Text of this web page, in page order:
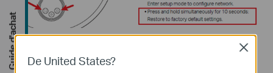
De United States?
Close
Guide d'achat